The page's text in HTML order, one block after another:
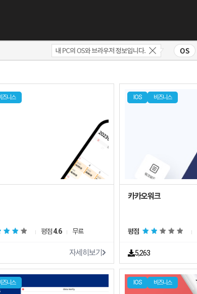
즈니스
평점4.6 무료
자세히보기
IOS 비즈니스
카카오워크
평점
5,263
즈니스 IOS 비즈니스